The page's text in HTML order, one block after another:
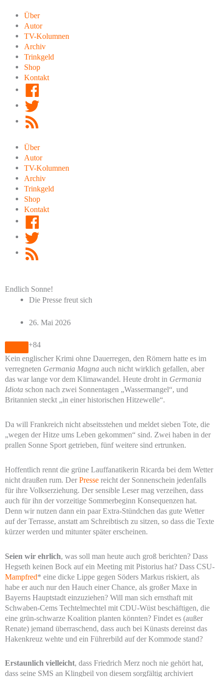
Inhalt
springen
Über
Autor
TV-Kolumnen
Archiv
Trinkgeld
Shop
Kontakt
Über
Autor
TV-Kolumnen
Archiv
Trinkgeld
Shop
Kontakt
Endlich Sonne!
Die Presse freut sich
26. Mai 2026
+84
Kein englischer Krimi ohne Dauerregen, den Römern hatte es im
verregneten Germania Magna auch nicht wirklich gefallen, aber
das war lange vor dem Klimawandel. Heute droht in Germania
Idiota schon nach zwei Sonnentagen „Wassermangel“, und
Britannien steckt „in einer historischen Hitzewelle“.
Da will Frankreich nicht abseitsstehen und meldet sieben Tote, die
„wegen der Hitze ums Leben gekommen“ sind. Zwei haben in der
prallen Sonne Sport getrieben, fünf weitere sind ertrunken.
Hoffentlich rennt die grüne Lauffanatikerin Ricarda bei dem Wetter
nicht draußen rum. Der Presse reicht der Sonnenschein jedenfalls
für ihre Volkserziehung. Der sensible Leser mag verzeihen, dass
auch für ihn der vorzeitige Sommerbeginn Konsequenzen hat.
Denn wir nutzen dann ein paar Extra-Stündchen das gute Wetter
auf der Terrasse, anstatt am Schreibtisch zu sitzen, so dass die Texte
kürzer werden und mitunter später erscheinen.
Seien wir ehrlich, was soll man heute auch groß berichten? Dass
Hegseth keinen Bock auf ein Meeting mit Pistorius hat? Dass CSU-
Mampfred* eine dicke Lippe gegen Söders Markus riskiert, als
habe er auch nur den Hauch einer Chance, als großer Maxe in
Bayerns Hauptstadt einzuziehen? Will man sich ernsthaft mit
Schwaben-Cems Techtelmechtel mit CDU-Wüst beschäftigen, die
eine grün-schwarze Koalition planten könnten? Findet es (außer
Renate) jemand überraschend, dass auch bei Künasts dereinst das
Hakenkreuz wehte und ein Führerbild auf der Kommode stand?
Erstaunlich vielleicht, dass Friedrich Merz noch nie gehört hat,
dass seine SMS an Klingbeil von diesem sorgfältig archiviert